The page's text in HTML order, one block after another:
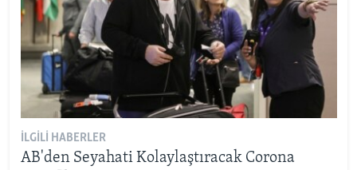
İLGILI HABERLER
AB'den Seyahati Kolaylaştıracak Corona